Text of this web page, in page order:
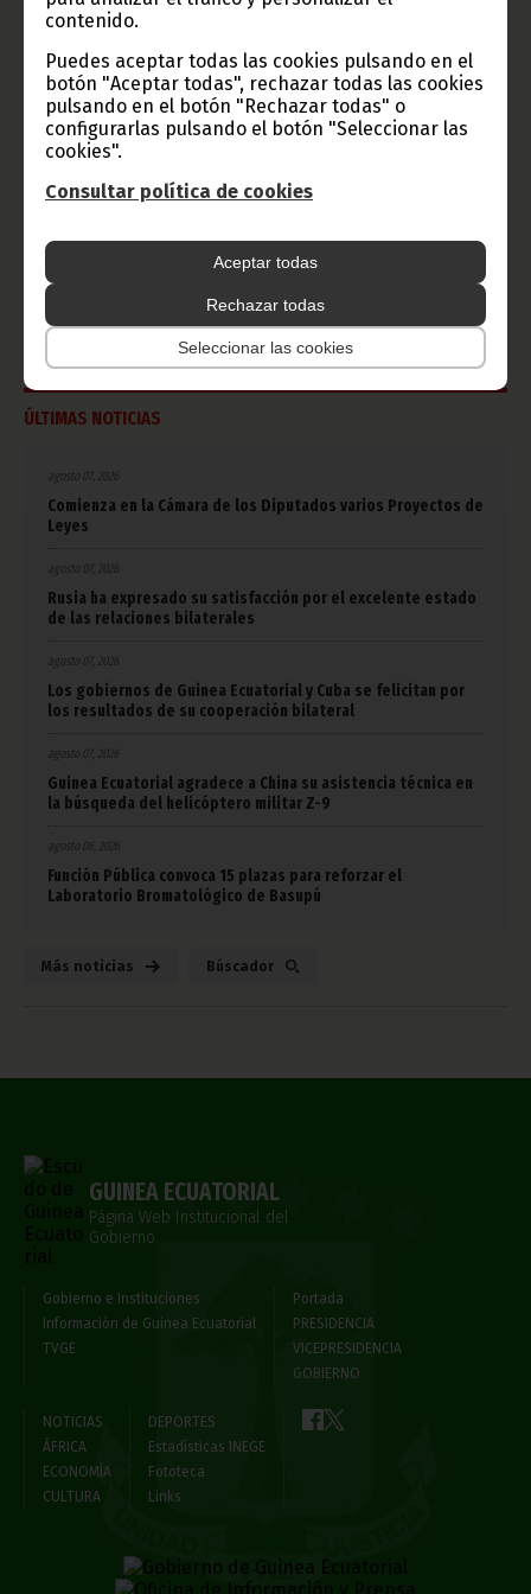
contenido.
Puedes aceptar todas las cookies pulsando en el
botón "Aceptar todas", rechazar todas las cookies
pulsando en el botón "Rechazar todas" o
configurarlas pulsando el botón "Seleccionar las
cookies".
Consultar política de cookies
Aceptar todas
Rechazar todas
Seleccionar las cookies
CATEGORÍAS
Noticias Gobierno
Presidencia
50 Aniversario Independencia
Bielorrusia
Consejo de la república CAN 2025 Defensor del pueblo
ÚLTIMAS NOTICIAS
agosto 07, 2026
Comienza en la Cámara de los Diputados varios Proyectos de
Leyes
agosto 07, 2026
Rusia ha expresado su satisfacción por el excelente estado
de las relaciones bilaterales
agosto 07, 2026
Los gobiernos de Guinea Ecuatorial y Cuba se felicitan por
los resultados de su cooperación bilateral
agosto 07, 2026
Guinea Ecuatorial agradece a China su asistencia técnica en
la búsqueda del helicóptero militar Z-9
agosto 06, 2026
Función Pública convoca 15 plazas para reforzar el
Laboratorio Bromatológico de Basupú
Más noticias Búscador
GUINEA ECUATORIAL
Página Web Institucional del
Gobierno
Gobierno e Instituciones
Información de Guinea Ecuatorial
TVGE
Portada
PRESIDENCIA
VICEPRESIDENCIA
GOBIERNO
NOTICIAS
ÁFRICA
ECONOMÍA
CULTURA
DEPORTES
Estadísticas INEGE
Fototeca
Links